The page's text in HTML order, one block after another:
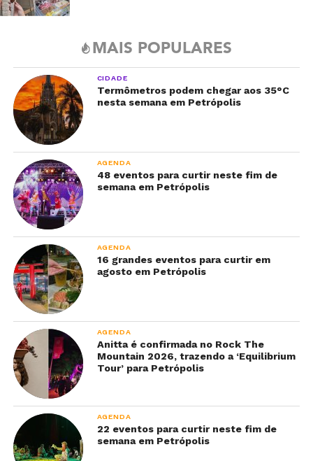
MAIS POPULARES
CIDADE
Termômetros podem chegar aos 35°C
nesta semana em Petrópolis
AGENDA
48 eventos para curtir neste fim de
semana em Petrópolis
AGENDA
16 grandes eventos para curtir em
agosto em Petrópolis
AGENDA
Anitta é confirmada no Rock The
Mountain 2026, trazendo a ‘Equilibrium
Tour’ para Petrópolis
AGENDA
22 eventos para curtir neste fim de
semana em Petrópolis